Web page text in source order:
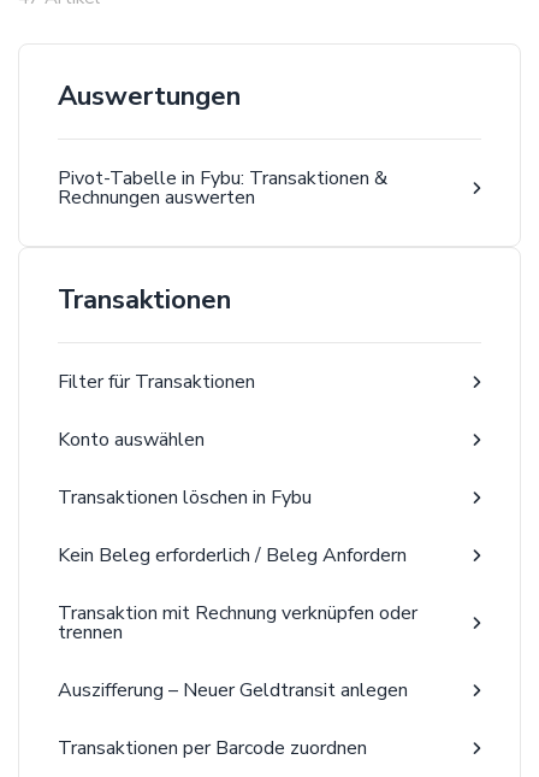
Auswertungen
Pivot-Tabelle in Fybu: Transaktionen &
Rechnungen auswerten
Transaktionen
Filter für Transaktionen
Konto auswählen
Transaktionen löschen in Fybu
Kein Beleg erforderlich / Beleg Anfordern
Transaktion mit Rechnung verknüpfen oder
trennen
Auszifferung – Neuer Geldtransit anlegen
Transaktionen per Barcode zuordnen